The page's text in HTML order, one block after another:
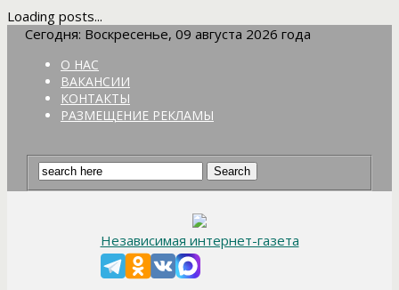
Loading posts...
Сегодня: Воскресенье, 09 августа 2026 года
О НАС
ВАКАНСИИ
КОНТАКТЫ
РАЗМЕЩЕНИЕ РЕКЛАМЫ
Независимая интернет-газета